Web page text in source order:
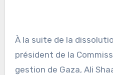
À la suite de la
président de la
gestion de Gaza, Ali